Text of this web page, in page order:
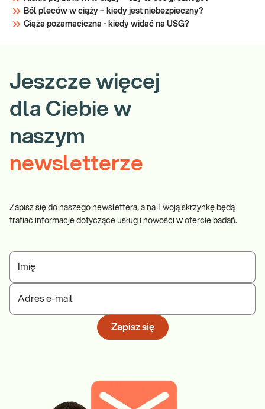
Ból pleców w ciąży – kiedy jest niebezpieczny?
Ciąża pozamaciczna - kiedy widać na USG?
Jeszcze więcej
dla Ciebie w
naszym
newsletterze
Zapisz się do naszego newslettera, a na Twoją skrzynkę będą
trafiać informacje dotyczące usług i nowości w ofercie badań.
Imię
Adres e-mail
Zapisz się